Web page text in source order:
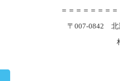
＝＝＝＝＝＝＝
〒007-0842 北